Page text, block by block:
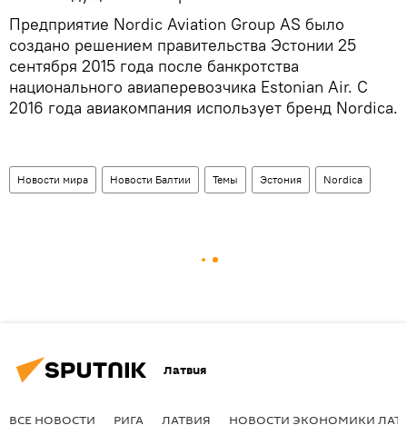
Предприятие Nordic Aviation Group AS было
создано решением правительства Эстонии 25
сентября 2015 года после банкротства
национального авиаперевозчика Estonian Air. С
2016 года авиакомпания использует бренд Nordica.
Новости мира Новости Балтии Темы Эстония Nordica
Латвия
ВСЕ НОВОСТИ РИГА ЛАТВИЯ НОВОСТИ ЭКОНОМИКИ